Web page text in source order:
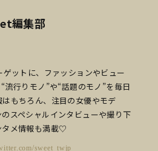
編集部
ットに、ファッションやビュー
流行りモノ”や“話題のモノ”を毎日
もちろん、注目の女優やモデ
スペシャルインタビューや撮り下
タメ情報も満載♡
sweet_twjp